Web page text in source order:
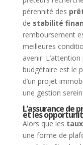
pérennité des
de stabilité
remboursement
meilleures
avenir.
budgétaire est le
d’un projet
une gestion
L’assurance de
et les
Alors que les
une forme de